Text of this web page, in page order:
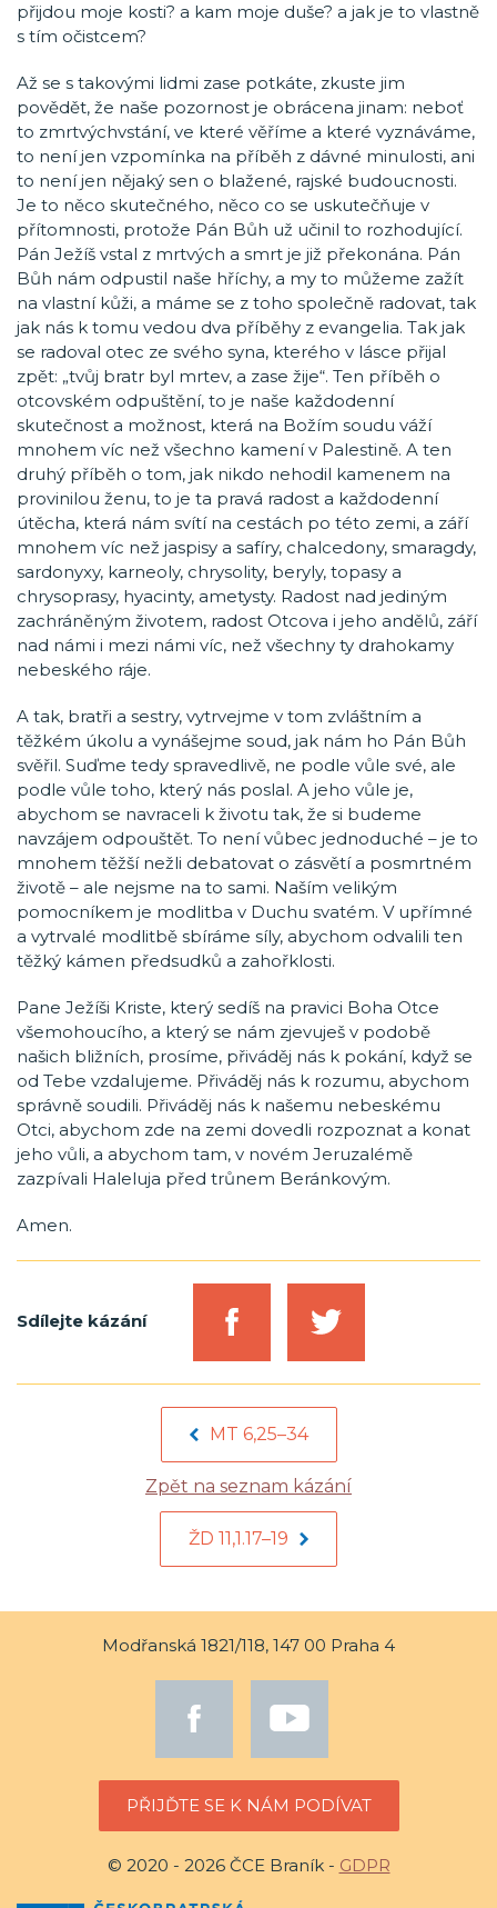
přijdou moje kosti? a kam moje duše? a jak je to vlastně
s tím očistcem?
Až se s takovými lidmi zase potkáte, zkuste jim
povědět, že naše pozornost je obrácena jinam: neboť
to zmrtvýchvstání, ve které věříme a které vyznáváme,
to není jen vzpomínka na příběh z dávné minulosti, ani
to není jen nějaký sen o blažené, rajské budoucnosti.
Je to něco skutečného, něco co se uskutečňuje v
přítomnosti, protože Pán Bůh už učinil to rozhodující.
Pán Ježíš vstal z mrtvých a smrt je již překonána. Pán
Bůh nám odpustil naše hříchy, a my to můžeme zažít
na vlastní kůži, a máme se z toho společně radovat, tak
jak nás k tomu vedou dva příběhy z evangelia. Tak jak
se radoval otec ze svého syna, kterého v lásce přijal
zpět: „tvůj bratr byl mrtev, a zase žije“. Ten příběh o
otcovském odpuštění, to je naše každodenní
skutečnost a možnost, která na Božím soudu váží
mnohem víc než všechno kamení v Palestině. A ten
druhý příběh o tom, jak nikdo nehodil kamenem na
provinilou ženu, to je ta pravá radost a každodenní
útěcha, která nám svítí na cestách po této zemi, a září
mnohem víc než jaspisy a safíry, chalcedony, smaragdy,
sardonyxy, karneoly, chrysolity, beryly, topasy a
chrysoprasy, hyacinty, ametysty. Radost nad jediným
zachráněným životem, radost Otcova i jeho andělů, září
nad námi i mezi námi víc, než všechny ty drahokamy
nebeského ráje.
A tak, bratři a sestry, vytrvejme v tom zvláštním a
těžkém úkolu a vynášejme soud, jak nám ho Pán Bůh
svěřil. Suďme tedy spravedlivě, ne podle vůle své, ale
podle vůle toho, který nás poslal. A jeho vůle je,
abychom se navraceli k životu tak, že si budeme
navzájem odpouštět. To není vůbec jednoduché – je to
mnohem těžší nežli debatovat o zásvětí a posmrtném
životě – ale nejsme na to sami. Naším velikým
pomocníkem je modlitba v Duchu svatém. V upřímné
a vytrvalé modlitbě sbíráme síly, abychom odvalili ten
těžký kámen předsudků a zahořklosti.
Pane Ježíši Kriste, který sedíš na pravici Boha Otce
všemohoucího, a který se nám zjevuješ v podobě
našich bližních, prosíme, přiváděj nás k pokání, když se
od Tebe vzdalujeme. Přiváděj nás k rozumu, abychom
správně soudili. Přiváděj nás k našemu nebeskému
Otci, abychom zde na zemi dovedli rozpoznat a konat
jeho vůli, a abychom tam, v novém Jeruzalémě
zazpívali Haleluja před trůnem Beránkovým.
Amen.
Sdílejte kázání
MT 6,25–34
Zpět na seznam kázání
ŽD 11,1.17–19
Modřanská 1821/118, 147 00 Praha 4
PŘIJĎTE SE K NÁM PODÍVAT
© 2020 - 2026 ČCE Braník - GDPR